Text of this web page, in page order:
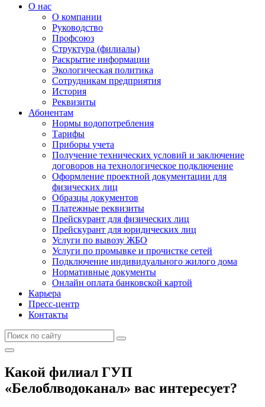
О нас
О компании
Руководство
Профсоюз
Структура (филиалы)
Раскрытие информации
Экологическая политика
Сотрудникам предприятия
История
Реквизиты
Абонентам
Нормы водопотребления
Тарифы
Приборы учета
Получение технических условий и заключение
договоров на технологическое подключение
Оформление проектной документации для
физических лиц
Образцы документов
Платежные реквизиты
Прейскурант для физических лиц
Прейскурант для юридических лиц
Услуги по вывозу ЖБО
Услуги по промывке и прочистке сетей
Подключение индивидуального жилого дома
Нормативные документы
Онлайн оплата банковской картой
Карьера
Пресс-центр
Контакты
Какой филиал ГУП
«Белоблводоканал» вас интересует?